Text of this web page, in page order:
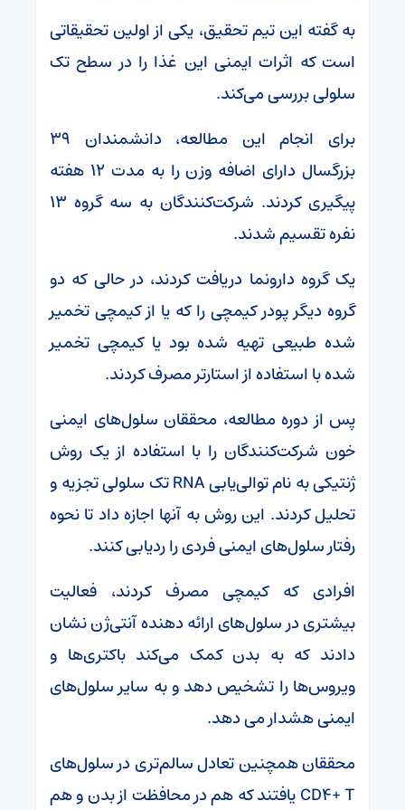
به گفته این تیم تحقیق، یکی از اولین تحقیقاتی
است که اثرات ایمنی این غذا را در سطح تک
سلولی بررسی می‌کند.
برای انجام این مطالعه، دانشمندان ۳۹
بزرگسال دارای اضافه وزن را به مدت ۱۲ هفته
پیگیری کردند. شرکت‌کنندگان به سه گروه ۱۳
نفره تقسیم شدند.
یک گروه دارونما دریافت کردند، در حالی که دو
گروه دیگر پودر کیمچی را که یا از کیمچی تخمیر
شده طبیعی تهیه شده بود یا کیمچی تخمیر
شده با استفاده از استارتر مصرف کردند.
پس از دوره مطالعه، محققان سلول‌های ایمنی
خون شرکت‌کنندگان را با استفاده از یک روش
ژنتیکی به نام توالی‌یابی RNA تک سلولی تجزیه و
تحلیل کردند. این روش به آنها اجازه داد تا نحوه
رفتار سلول‌های ایمنی فردی را ردیابی کنند.
افرادی که کیمچی مصرف کردند، فعالیت
بیشتری در سلول‌های ارائه دهنده آنتی‌ژن نشان
دادند که به بدن کمک می‌کند باکتری‌ها و
ویروس‌ها را تشخیص دهد و به سایر سلول‌های
ایمنی هشدار می دهد.
محققان همچنین تعادل سالم‌تری در سلول‌های
CD۴+ T یافتند که هم در محافظت از بدن و هم